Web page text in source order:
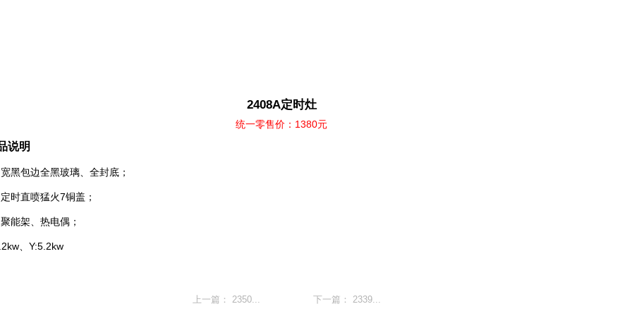
2408A定时灶
统一零售价：1380元
说明
黑包边全黑玻璃、全封底；
时直喷猛火7铜盖；
能架、热电偶；
、Y:5.2kw
上一篇： 2350... 下一篇： 2339...